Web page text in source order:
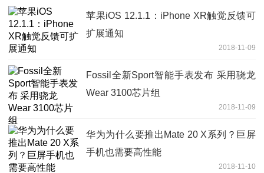
苹果iOS 12.1.1：iPhone XR触觉反馈可
扩展通知
2018-11-09
Fossil全新Sport智能手表发布 采用骁龙
Wear 3100芯片组
2018-11-09
华为为什么要推出Mate 20 X系列？巨屏
手机也需要高性能
2018-11-10